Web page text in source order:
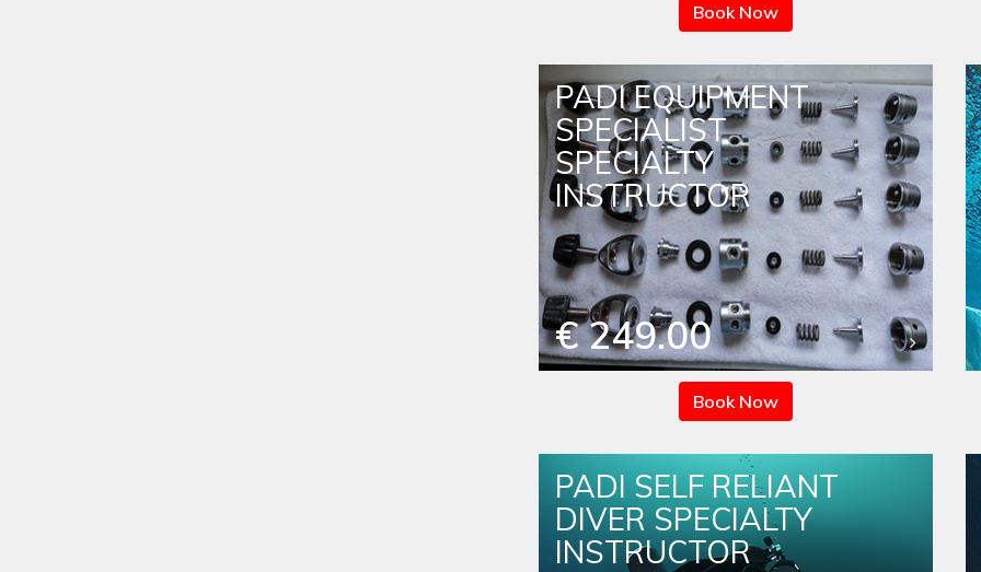
Book Now
PADI EQUIPMENT
SPECIALIST
SPECIALTY
INSTRUCTOR
€ 249.00
Book Now
PADI SELF RELIANT
DIVER SPECIALTY
INSTRUCTOR